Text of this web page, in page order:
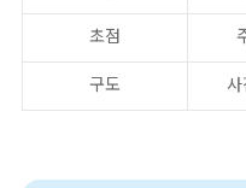
초점
구도